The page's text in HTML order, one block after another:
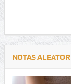
NOTAS